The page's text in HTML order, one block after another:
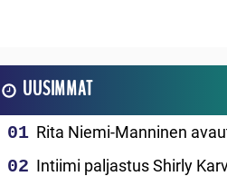
UUSIMMAT
Rita Niemi-Manninen
Intiimi paljastus Shirly